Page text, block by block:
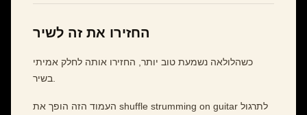
החזירו את זה לשיר
כשהלולאה נשמעת טוב יותר, החזירו אותה לחלק אמיתי
העמוד הזה הופך את shuffle strumming on guitar לתרגול